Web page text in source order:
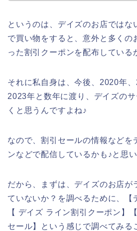
というのは、デイズのお店ではな
で買い物をすると、意外と多くの
った割引クーポンを配布している
それに私自身は、今後、2020年
2023年と数年に渡り、デイズの
くと思うんですよね♪
なので、割引セールの情報などを
ンなどで配信しているかも♪と思い
だから、まずは、デイズのお店が
ていないか？を調べるために、【
【 デイズ ライン割引クーポン】
セール】という感じで調べてみる